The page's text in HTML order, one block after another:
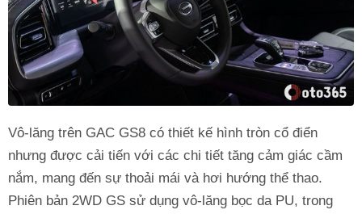
Vô-lăng trên GAC GS8 có thiết kế hình tròn cổ điển
nhưng được cải tiến với các chi tiết tăng cảm giác cầm
nắm, mang đến sự thoải mái và hơi hướng thể thao.
Phiên bản 2WD GS sử dụng vô-lăng bọc da PU, trong